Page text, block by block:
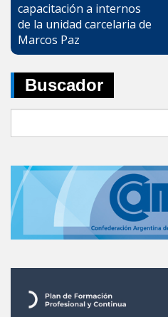
entradas
capacitación a internos
de la unidad carcelaria de
Marcos Paz
Buscador